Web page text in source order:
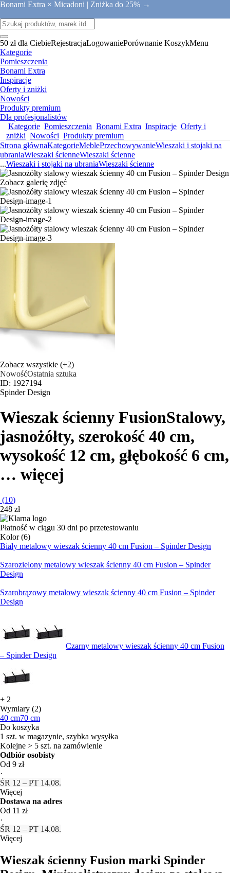
Bonami Extra × Micadoni | Zniżka do 25% →
50 zł dla CiebieRejestracjaLogowaniePorównanie KoszykMenu
Kategorie
Pomieszczenia
Bonami Extra
Inspiracje
Oferty i zniżki
Nowości
Produkty premium
Dla profesjonalistów
Kategorie Pomieszczenia Bonami Extra Inspiracje Oferty i
zniżki Nowości Produkty premium
Strona głównaKategorieMeblePrzechowywanieWieszaki i stojaki na
ubraniaWieszaki ścienneWieszaki ścienne
...Wieszaki i stojaki na ubraniaWieszaki ścienne
Zobacz galerię zdjęć
Zobacz wszystkie (+2)
NowośćOstatnia sztuka
ID: 1927194
Spinder Design
Wieszak ścienny FusionStalowy,
jasnożółty, szerokość 40 cm,
wysokość 12 cm, głębokość 6 cm,
… więcej
(10)
248 zł
Płatność w ciągu 30 dni po przetestowaniu
Kolor (6)
Biały metalowy wieszak ścienny 40 cm Fusion – Spinder Design
Szarozielony metalowy wieszak ścienny 40 cm Fusion – Spinder
Design
Szarobrązowy metalowy wieszak ścienny 40 cm Fusion – Spinder
Design
Czarny metalowy wieszak ścienny 40 cm Fusion
– Spinder Design
+ 2
Wymiary (2)
40 cm70 cm
Do koszyka
1 szt. w magazynie, szybka wysyłka
Kolejne > 5 szt. na zamówienie
Odbiór osobisty
Od 9 zł
·
ŚR 12 – PT 14.08.
Więcej
Dostawa na adres
Od 11 zł
·
ŚR 12 – PT 14.08.
Więcej
Wieszak ścienny Fusion marki Spinder